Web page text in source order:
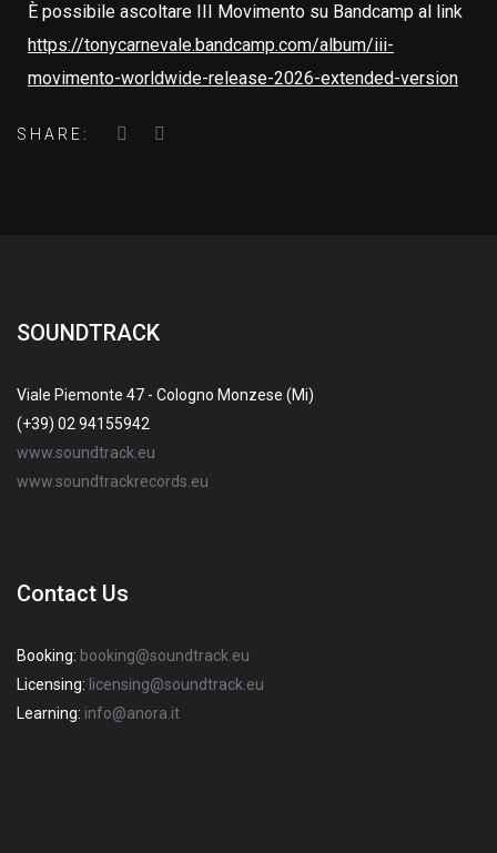
È possibile ascoltare III Movimento su Bandcamp al link
https://tonycarnevale.bandcamp.com/album/iii-
movimento-worldwide-release-2026-extended-version
SHARE:
SOUNDTRACK
Viale Piemonte 47 - Cologno Monzese (Mi)
(+39) 02 94155942
www.soundtrack.eu
www.soundtrackrecords.eu
Contact Us
Booking: booking@soundtrack.eu
Licensing: licensing@soundtrack.eu
Learning: info@anora.it